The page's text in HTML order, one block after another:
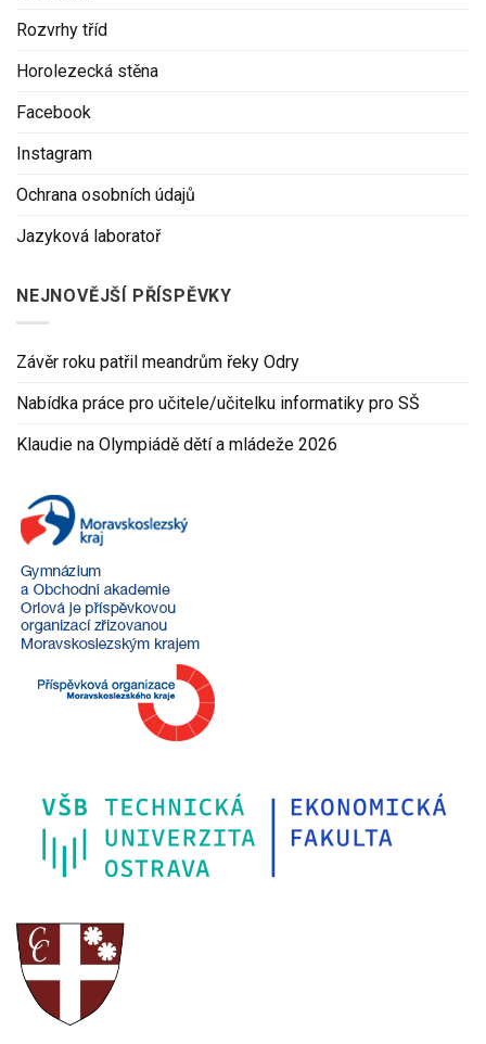
Rozvrhy tříd
Horolezecká stěna
Facebook
Instagram
Ochrana osobních údajů
Jazyková laboratoř
NEJNOVĚJŠÍ PŘÍSPĚVKY
Závěr roku patřil meandrům řeky Odry
Nabídka práce pro učitele/učitelku informatiky pro SŠ
Klaudie na Olympiádě dětí a mládeže 2026